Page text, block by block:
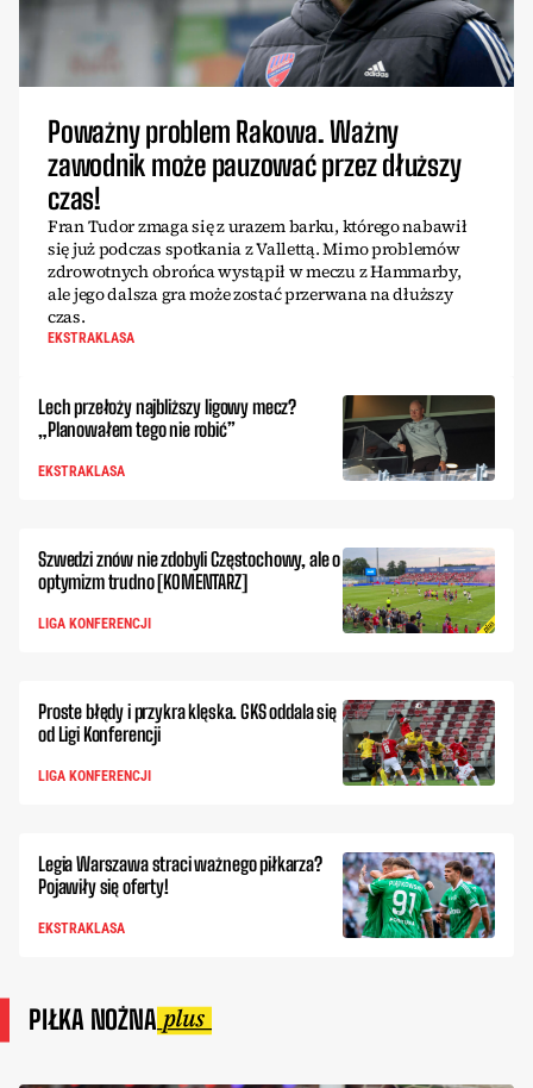
Poważny problem Rakowa. Ważny
zawodnik może pauzować przez dłuższy
czas!
Fran Tudor zmaga się z urazem barku, którego nabawił
się już podczas spotkania z Vallettą. Mimo problemów
zdrowotnych obrońca wystąpił w meczu z Hammarby,
ale jego dalsza gra może zostać przerwana na dłuższy
czas.
EKSTRAKLASA
Lech przełoży najbliższy ligowy mecz?
„Planowałem tego nie robić”
EKSTRAKLASA
Szwedzi znów nie zdobyli Częstochowy, ale o
optymizm trudno [KOMENTARZ]
LIGA KONFERENCJI
Proste błędy i przykra klęska. GKS oddala się
od Ligi Konferencji
LIGA KONFERENCJI
Legia Warszawa straci ważnego piłkarza?
Pojawiły się oferty!
EKSTRAKLASA
PIŁKA NOŻNA